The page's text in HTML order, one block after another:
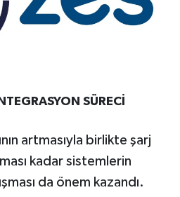
SÜRECİ
artmasıyla birlikte şarj
kadar sistemlerin
da önem kazandı.